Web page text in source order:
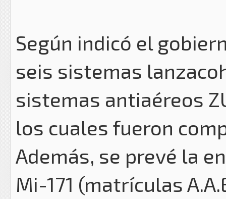
Según indicó el
seis sistemas
sistemas antiaéreos
los cuales fueron
Además, se prevé la
Mi-171 (matrículas